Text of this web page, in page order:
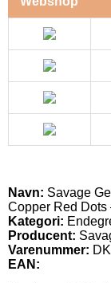
Navn: Savage
Copper Red Dots
Kategori:
Producent:
Varenummer:
EAN: